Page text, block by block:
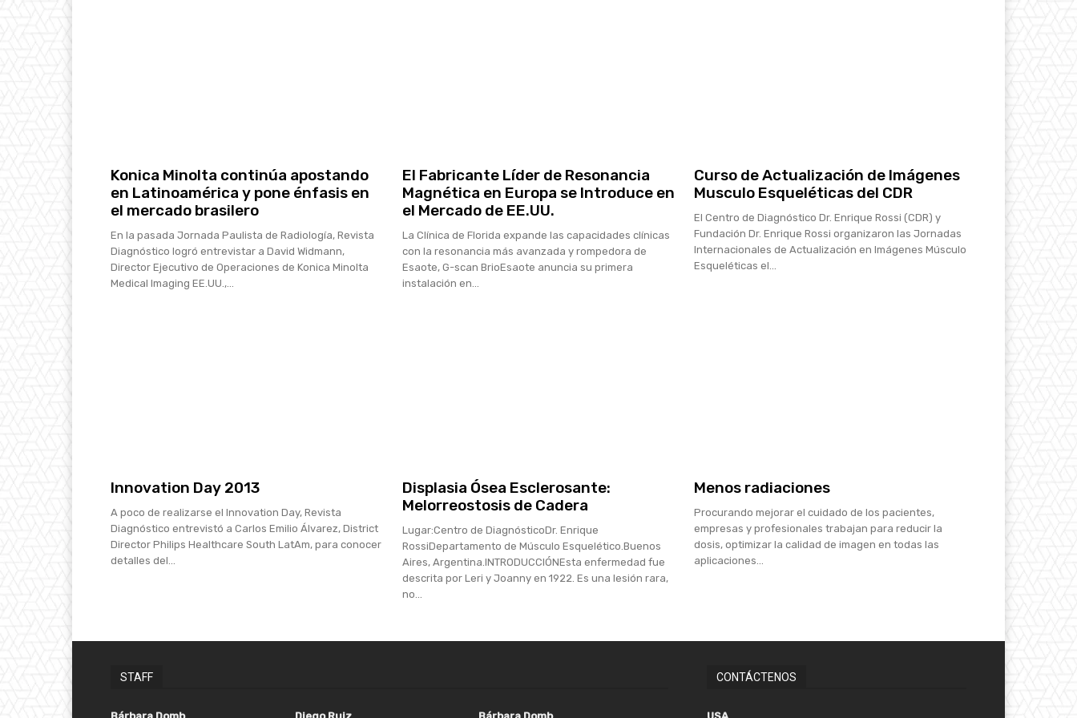
Konica Minolta continúa apostando
en Latinoamérica y pone énfasis en
el mercado brasilero
En la pasada Jornada Paulista de Radiología, Revista
Diagnóstico logró entrevistar a David Widmann,
Director Ejecutivo de Operaciones de Konica Minolta
Medical Imaging EE.UU.,...
El Fabricante Líder de Resonancia
Magnética en Europa se Introduce en
el Mercado de EE.UU.
La Clínica de Florida expande las capacidades clínicas
con la resonancia más avanzada y rompedora de
Esaote, G-scan BrioEsaote anuncia su primera
instalación en...
Curso de Actualización de Imágenes
Musculo Esqueléticas del CDR
El Centro de Diagnóstico Dr. Enrique Rossi (CDR) y
Fundación Dr. Enrique Rossi organizaron las Jornadas
Internacionales de Actualización en Imágenes Músculo
Esqueléticas el...
Innovation Day 2013
A poco de realizarse el Innovation Day, Revista
Diagnóstico entrevistó a Carlos Emilio Álvarez, District
Director Philips Healthcare South LatAm, para conocer
detalles del...
Displasia Ósea Esclerosante:
Melorreostosis de Cadera
Lugar:Centro de DiagnósticoDr. Enrique
RossiDepartamento de Músculo Esquelético.Buenos
Aires, Argentina.INTRODUCCIÓNEsta enfermedad fue
descrita por Leri y Joanny en 1922. Es una lesión rara,
no...
Menos radiaciones
Procurando mejorar el cuidado de los pacientes,
empresas y profesionales trabajan para reducir la
dosis, optimizar la calidad de imagen en todas las
aplicaciones...
STAFF CONTÁCTENOS